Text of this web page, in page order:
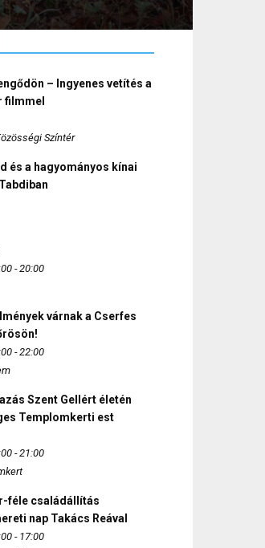
– Ingyenes vetítés a
filmmel
Színtér
és a hagyományos kínai
- 20:00
várnak a Cserfes
- 22:00
Szent Gellért életén
Templomkerti est
- 21:00
féle családállítás
nap Takács Reával
- 17:00